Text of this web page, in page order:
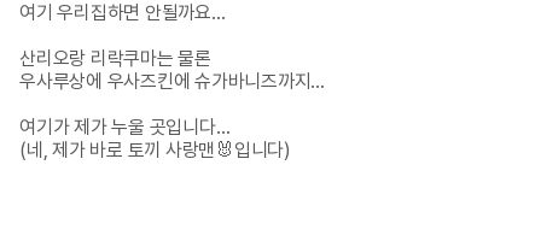
여기 우리집하면 안될까요…
산리오랑 리락쿠마는 물론
우사루상에 우사즈킨에 슈가바니즈까지…
여기가 제가 누울 곳입니다…
(네, 제가 바로 토끼 사랑맨🐰입니다)